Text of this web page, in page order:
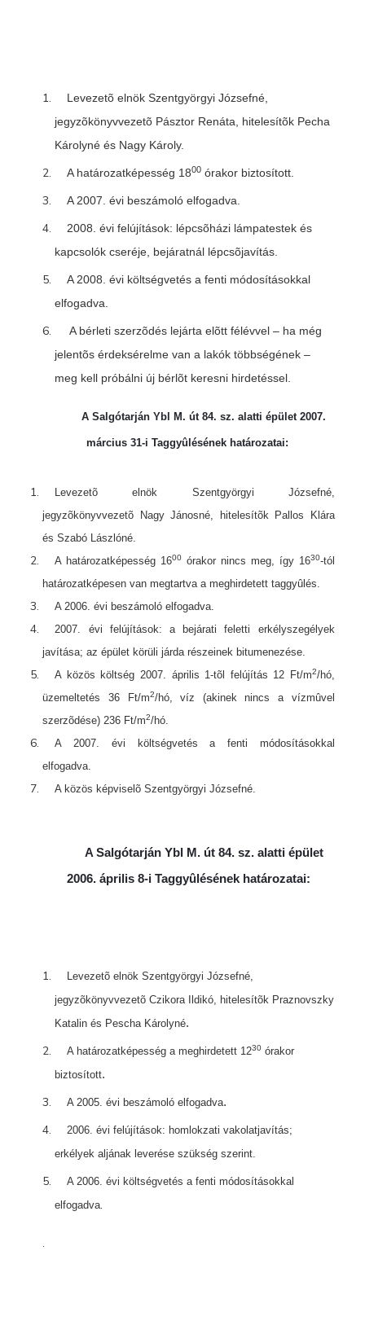
Levezetõ elnök Szentgyörgyi Józsefné,
jegyzõkönyvvezetõ Pásztor Renáta, hitelesítõk Pecha
Károlyné és Nagy Károly.
A határozatképesség 1800 órakor biztosított.
A 2007. évi beszámoló elfogadva.
2008. évi felújítások: lépcsõházi lámpatestek és
kapcsolók cseréje, bejáratnál lépcsõjavítás.
A 2008. évi költségvetés a fenti módosításokkal
elfogadva.
A bérleti szerzõdés lejárta elõtt félévvel – ha még
jelentõs érdeksérelme van a lakók többségének –
meg kell próbálni új bérlõt keresni hirdetéssel.
A Salgótarján Ybl M. út 84. sz. alatti épület 2007.
március 31-i Taggyûlésének határozatai:
Levezetõ elnök Szentgyörgyi Józsefné,
jegyzõkönyvvezetõ Nagy Jánosné, hitelesítõk Pallos Klára
és Szabó Lászlóné.
A határozatképesség 1600 órakor nincs meg, így 1630-tól
határozatképesen van megtartva a meghirdetett taggyûlés.
A 2006. évi beszámoló elfogadva.
2007. évi felújítások: a bejárati feletti erkélyszegélyek
javítása; az épület körüli járda részeinek bitumenezése.
A közös költség 2007. április 1-tõl felújítás 12 Ft/m2/hó,
üzemeltetés 36 Ft/m2/hó, víz (akinek nincs a vízmûvel
szerzõdése) 236 Ft/m2/hó.
A 2007. évi költségvetés a fenti módosításokkal
elfogadva.
A közös képviselõ Szentgyörgyi Józsefné.
A Salgótarján Ybl M. út 84. sz. alatti épület
2006. április 8-i Taggyûlésének határozatai:
Levezetõ elnök Szentgyörgyi Józsefné,
jegyzõkönyvvezetõ Czikora Ildikó, hitelesítõk Praznovszky
Katalin és Pescha Károlyné.
A határozatképesség a meghirdetett 1230 órakor
biztosított.
A 2005. évi beszámoló elfogadva.
2006. évi felújítások: homlokzati vakolatjavítás;
erkélyek aljának leverése szükség szerint.
A 2006. évi költségvetés a fenti módosításokkal
elfogadva.
.